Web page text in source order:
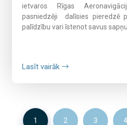
ietvaros Rīgas
pasniedzēji dalīsies pieredzē
palīdzību vari īstenot savus
Lasīt vairāk
1 2 3 4